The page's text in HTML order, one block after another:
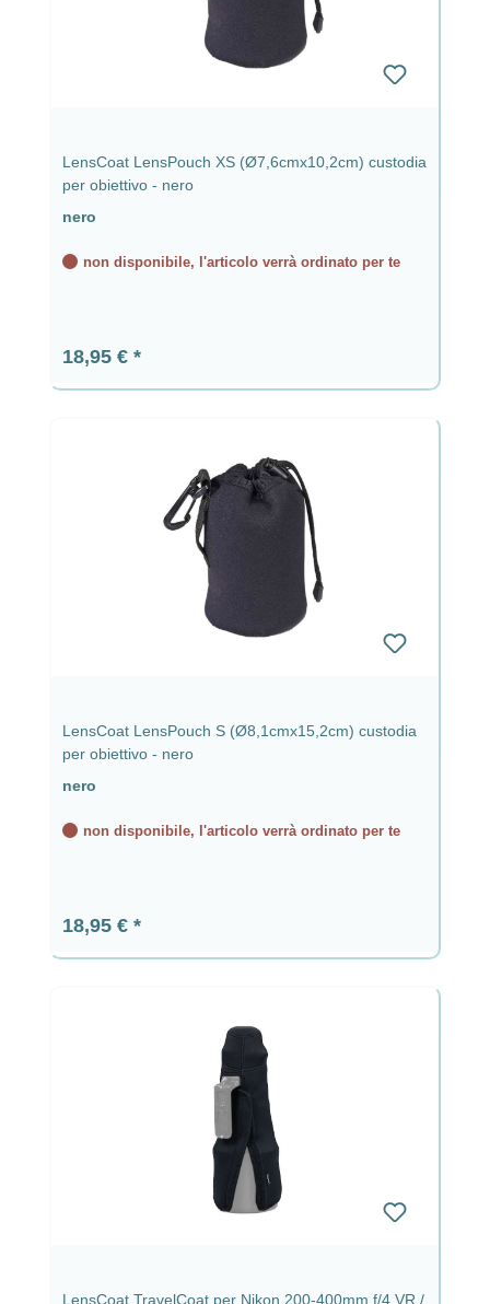
LensCoat LensPouch XS (Ø7,6cmx10,2cm) custodia
per obiettivo - nero
nero
non disponibile, l'articolo verrà ordinato per te
Prezzo normale:
18,95 €
LensCoat LensPouch S (Ø8,1cmx15,2cm) custodia
per obiettivo - nero
nero
non disponibile, l'articolo verrà ordinato per te
Prezzo normale:
18,95 €
LensCoat TravelCoat per Nikon 200-400mm f/4 VR /